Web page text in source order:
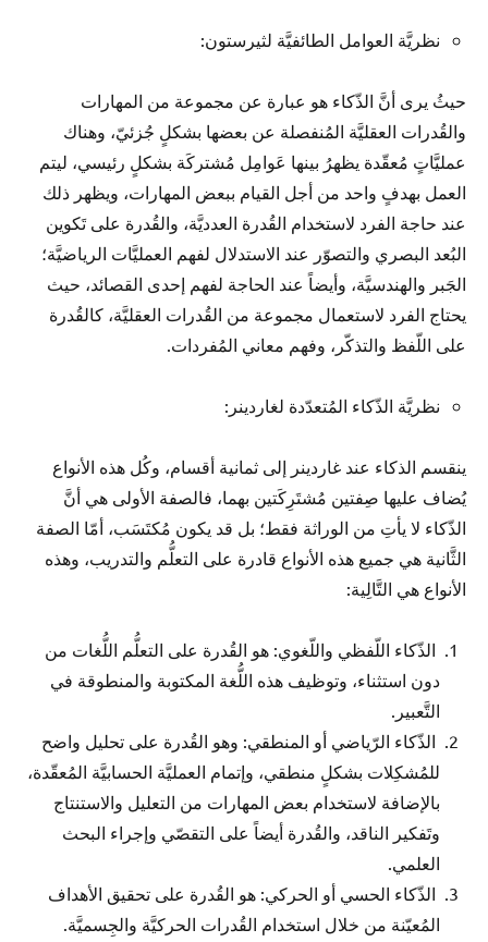
نظريَّة العوامل الطائفيَّة لثيرستون:
حيثُ يرى أنَّ الذّكاء هو عبارة عن مجموعة من المهارات
والقُدرات العقليَّة المُنفصلة عن بعضها بشكلٍ جُزئيّ، وهناك
عمليَّاتٍ مُعقّدة يظهرُ بينها عَوامِل مُشتركَة بشكلٍ رئيسي، ليتم
العمل بهدفٍ واحد من أجل القيام ببعض المهارات، ويظهر ذلك
عند حاجة الفرد لاستخدام القُدرة العدديَّة، والقُدرة على تَكوين
البُعد البصري والتصوّر عند الاستدلال لفهم العمليَّات الرياضيَّة؛
الجَبر والهندسيَّة، وأيضاً عند الحاجة لفهم إحدى القصائد، حيث
يحتاج الفرد لاستعمال مجموعة من القُدرات العقليَّة، كالقُدرة
على اللّفظ والتذكّر، وفهم معاني المُفردات.
نظريَّة الذّكاء المُتعدّدة لغاردينر:
ينقسم الذكاء عند غاردينر إلى ثمانية أقسام، وكُل هذه الأنواع
يُضاف عليها صِفتين مُشتَرِكَتين بهما، فالصفة الأولى هي أنَّ
الذّكاء لا يأتِ من الوراثة فقط؛ بل قد يكون مُكتَسَب، أمّا الصفة
الثَّانية هي جميع هذه الأنواع قادرة على التعلُّم والتدريب، وهذه
الأنواع هي التَّالِية:
الذّكاء اللّفظي واللّغوي: هو القُدرة على التعلُّم اللُّغات من
دون استثناء، وتوظيف هذه اللُّغة المكتوبة والمنطوقة في
التَّعبير.
الذّكاء الرّياضي أو المنطقي: وهو القُدرة على تحليل واضح
للمُشكِلات بشكلٍ منطقي، وإتمام العمليَّة الحسابيَّة المُعقّدة،
بالإضافة لاستخدام بعض المهارات من التعليل والاستنتاج
وتَفكير الناقد، والقُدرة أيضاً على التقصّي وإجراء البحث
العلمي.
الذّكاء الحسي أو الحركي: هو القُدرة على تحقيق الأهداف
المُعيّنة من خلال استخدام القُدرات الحركيَّة والجِسميَّة.